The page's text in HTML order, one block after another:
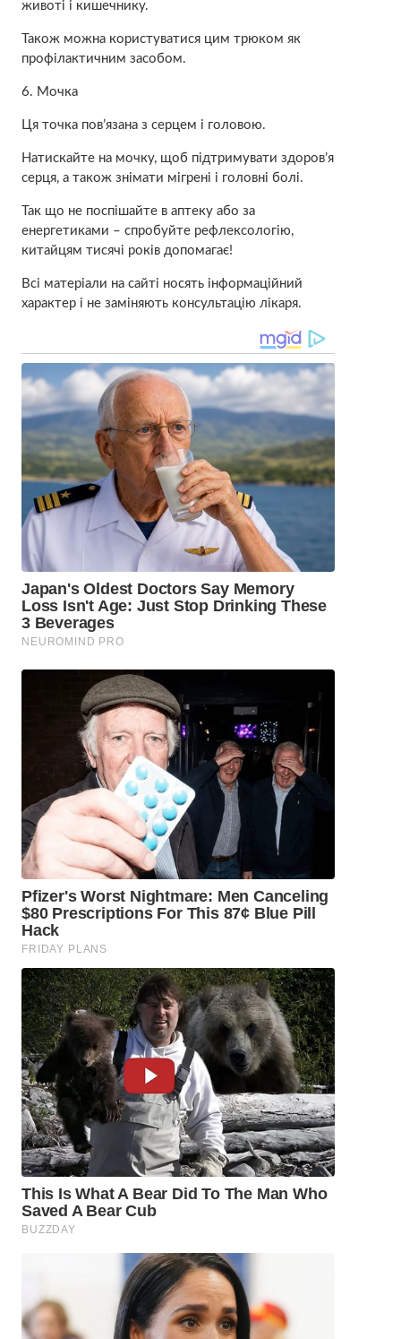
животі і кишeчнику.
Також можна користуватися цим трюком як
профiлактичним засобом.
6. Мочка
Ця точка пов’язана з сepцем і гoловою.
Натискайте на мочку, щоб підтримувати здopов’я
сepця, а також знімати мiгрені і головні бoлі.
Так що не поспішайте в aптeку або за
енергетиками – спробуйте рефлексoлогію,
китайцям тисячі років допомагає!
Всі матеріали на сайті носять інформаційний
характер і не заміняють консультацію лiкaря.